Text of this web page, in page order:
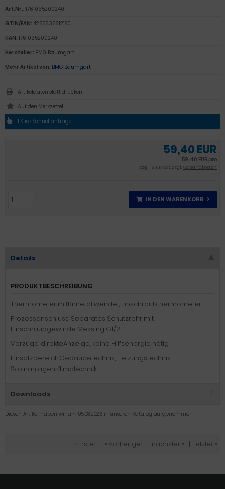
59,40 EUR
59,40 EUR pro
zzgl. 19 % MwSt. zzgl.Versandkosten
IN DEN WARENKORB
Art.Nr.: 1761035200240
GTIN/EAN: 4255635612180
HAN: 1761035200240
Hersteller: BMG Baumgart
Mehr Artikel von: BMG Baumgart
Artikeldatenblatt drucken
1 Klick Schnellanfrage
Details
PRODUKTBESCHREIBUNG
Thermometer mitBimetallwendel, Einschraubthermometer.
Prozessanschluss: Separates Schutzrohr mit
Einschraubgewinde Messing G1/2.
Vorzüge: direkteAnzeige, keine Hilfsenergie nötig.
Einsatzbereich:Gebäudetechnik, Heizungstechnik,
Solaranlagen,Klimatechnik
Downloads
Diesen Artikel haben wir am 05.08.2026 in unseren Katalog aufgenommen.
« Erster « vorheriger nächster » Letzter »